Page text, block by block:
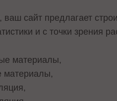
сайт предлагает
и с точки зрения
материалы,
материалы,